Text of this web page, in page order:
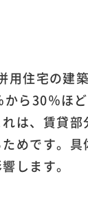
用住宅の建
ら30％ほ
は、賃貸部
めです。具
します。